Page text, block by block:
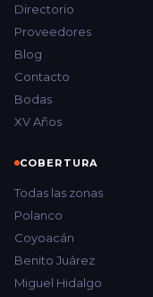
Directorio
Proveedores
Blog
Contacto
Bodas
XV Años
COBERTURA
Todas las zonas
Polanco
Coyoacán
Benito Juárez
Miguel Hidalgo